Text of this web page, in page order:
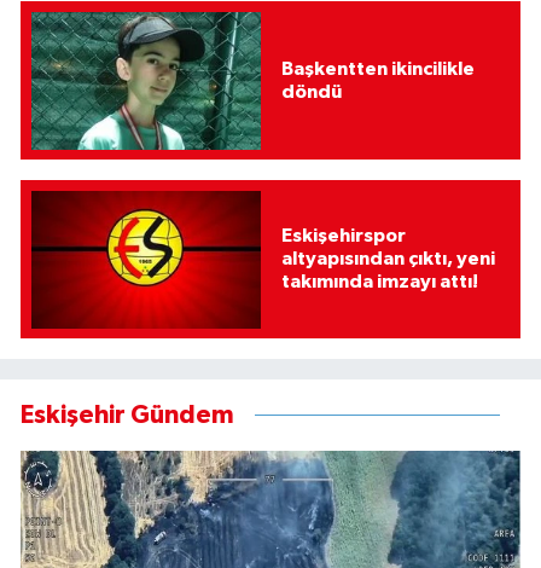
Başkentten ikincilikle
döndü
Eskişehirspor
altyapısından çıktı, yeni
takımında imzayı attı!
Eskişehir Gündem